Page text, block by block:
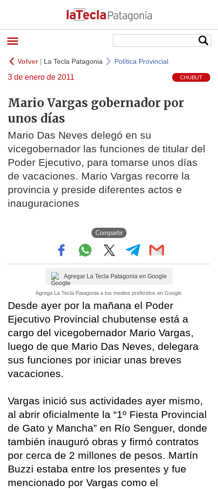
Volver| La Tecla Patagonia Política Provincial
3 de enero de 2011 CHUBUT
Mario Vargas gobernador por
unos días
Mario Das Neves delegó en su
vicegobernador las funciones de titular del
Poder Ejecutivo, para tomarse unos días
de vacaciones. Mario Vargas recorre la
provincia y preside diferentes actos e
inauguraciones
Compartir
Agregar La Tecla Patagonia en Google
Agrega La Tecla Patagonia a tus medios preferidos en Google.
Desde ayer por la mañana el Poder
Ejecutivo Provincial chubutense está a
cargo del vicegobernador Mario Vargas,
luego de que Mario Das Neves, delegara
sus funciones por iniciar unas breves
vacaciones.
Vargas inició sus actividades ayer mismo,
al abrir oficialmente la “1º Fiesta Provincial
de Gato y Mancha” en Río Senguer, donde
también inauguró obras y firmó contratos
por cerca de 2 millones de pesos. Martín
Buzzi estaba entre los presentes y fue
mencionado por Vargas como el